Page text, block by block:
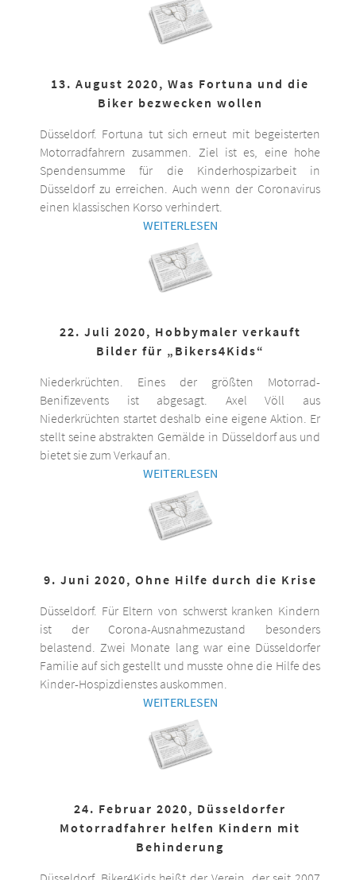
13. August 2020, Was Fortuna und die
Biker bezwecken wollen
Düsseldorf. Fortuna tut sich erneut mit begeisterten
Motorradfahrern zusammen. Ziel ist es, eine hohe
Spendensumme für die Kinderhospizarbeit in
Düsseldorf zu erreichen. Auch wenn der Coronavirus
einen klassischen Korso verhindert.
WEITERLESEN
22. Juli 2020, Hobbymaler verkauft
Bilder für „Bikers4Kids“
Niederkrüchten. Eines der größten Motorrad-
Benifizevents ist abgesagt. Axel Völl aus
Niederkrüchten startet deshalb eine eigene Aktion. Er
stellt seine abstrakten Gemälde in Düsseldorf aus und
bietet sie zum Verkauf an.
WEITERLESEN
9. Juni 2020, Ohne Hilfe durch die Krise
Düsseldorf. Für Eltern von schwerst kranken Kindern
ist der Corona-Ausnahmezustand besonders
belastend. Zwei Monate lang war eine Düsseldorfer
Familie auf sich gestellt und musste ohne die Hilfe des
Kinder-Hospizdienstes auskommen.
WEITERLESEN
24. Februar 2020, Düsseldorfer
Motorradfahrer helfen Kindern mit
Behinderung